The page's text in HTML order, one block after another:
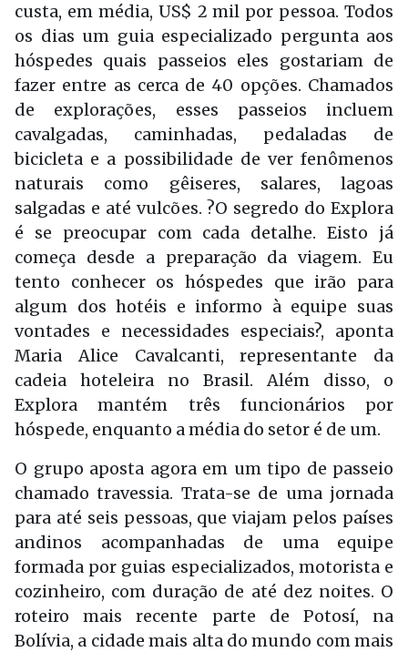
custa, em média, US$ 2 mil por pessoa. Todos
os dias um guia especializado pergunta aos
hóspedes quais passeios eles gostariam de
fazer entre as cerca de 40 opções. Chamados
de explorações, esses passeios incluem
cavalgadas, caminhadas, pedaladas de
bicicleta e a possibilidade de ver fenômenos
naturais como gêiseres, salares, lagoas
salgadas e até vulcões. ?O segredo do Explora
é se preocupar com cada detalhe. Eisto já
começa desde a preparação da viagem. Eu
tento conhecer os hóspedes que irão para
algum dos hotéis e informo à equipe suas
vontades e necessidades espe­ciais?, aponta
Maria Alice Cavalcanti, representante da
cadeia hoteleira no Brasil. Além disso, o
Explora man­tém três funcionários por
hóspede, enquanto a média do setor é de um.
O grupo aposta agora em um tipo de passeio
chamado travessia. Trata-se de uma jornada
para até seis pes­soas, que viajam pelos países
andinos acompanhadas de uma equipe
forma­da por guias especializados, motoris­ta e
cozinheiro, com duração de até dez noites. O
roteiro mais recente parte de Potosí, na
Bolívia, a cidade mais alta do mundo com mais